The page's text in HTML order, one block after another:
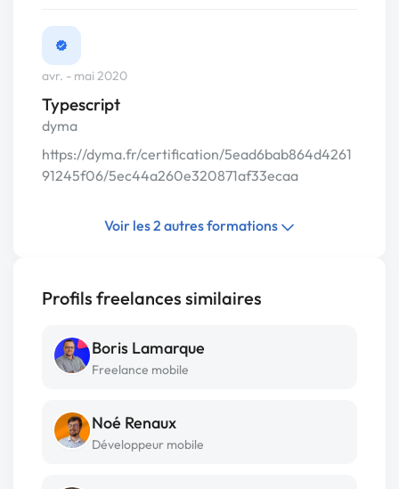
avr. - mai 2020
Typescript
dyma
https://dyma.fr/certification/5ead6bab864d4261
91245f06/5ec44a260e320871af33ecaa
Voir les 2 autres formations
Profils freelances similaires
Boris Lamarque
Freelance mobile
Noé Renaux
Développeur mobile